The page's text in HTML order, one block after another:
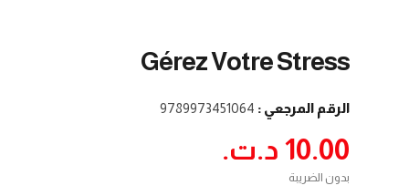
Gérez Votre Stress
الرقم المرجعي : 9789973451064
10.00 د.ت.‏
بدون الضريبة